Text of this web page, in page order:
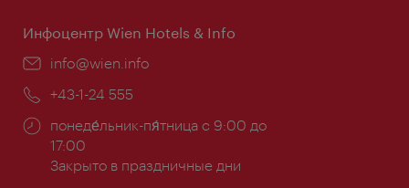
Инфоцентр Wien Hotels & Info
Эл.
info@wien.info
Телефон:
+43-1-24 555
Часы
работы:
понеде́льник-пя́тница с 9:00 до
17:00
Закрыто в праздничные дни